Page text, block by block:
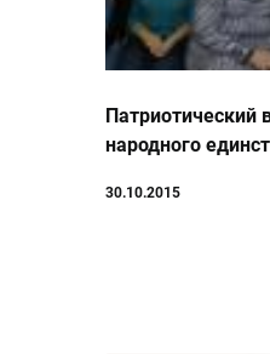
народного
30.10.2015